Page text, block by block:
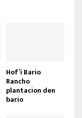
Hof’i Bario
Rancho
plantacion den
bario